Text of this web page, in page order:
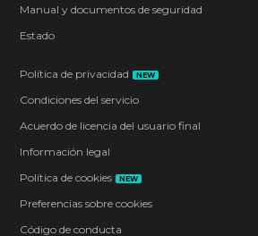
Manual y documentos de seguridad
Estado
Política de privacidad NEW
Condiciones del servicio
Acuerdo de licencia del usuario final
Información legal
Política de cookies
NEW
Preferencias sobre cookies
Código de conducta